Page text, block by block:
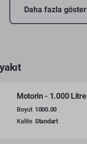
Daha fazla göster
Motorin - 1.000 Litre
Boyut 1000.00
Kalite Standart